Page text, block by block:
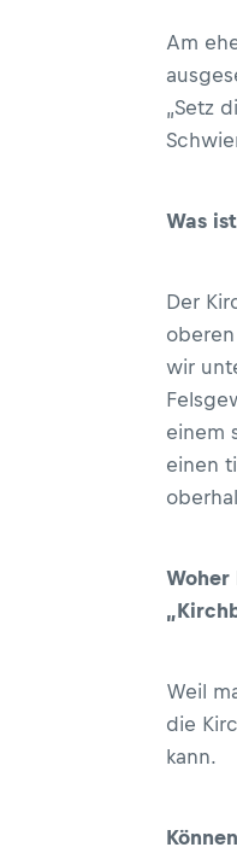
Am
„Setz
Was
Der
wir
einem
einen
Woher
Weil
die
kann.